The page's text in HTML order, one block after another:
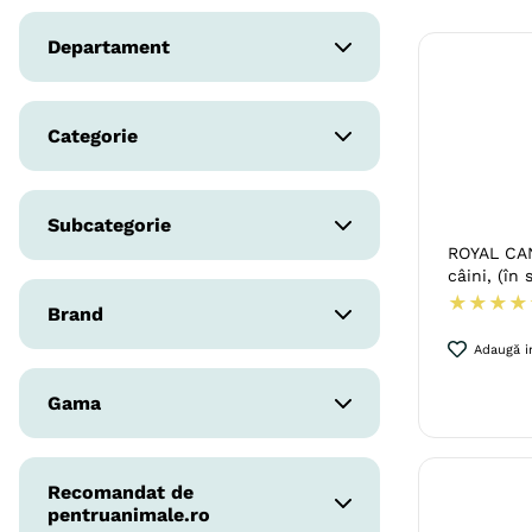
recompense caini
brit caini
Da
Departament
Caini
Categorie
Hrana Caini
Subcategorie
Hrana Umeda
Brand
EXCLUSION
PETKULT
HILL'S Science Plan
BRIT
Gama
JOSERA Meat Lovers
BRIT Fresh
Recomandat de
pentruanimale.ro
ROYAL
câini, (în
★ ★ ★ ★
Adaugă